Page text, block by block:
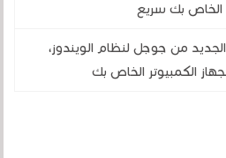
الخاص بك سريع
من جوجل لنظام الويندوز،
الكمبيوتر الخاص بك